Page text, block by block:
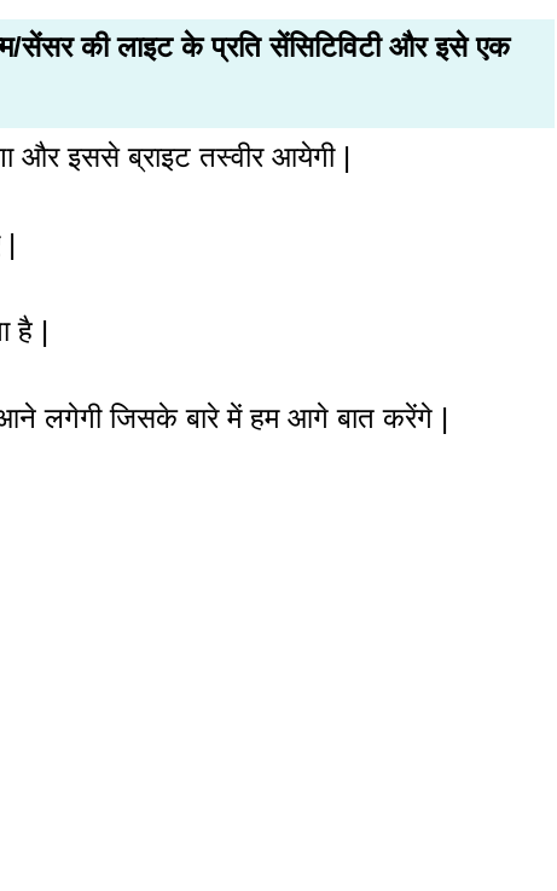
सेंसर की लाइट के प्रति सेंसिटिविटी और इसे एक
और इससे ब्राइट तस्वीर आयेगी |
|
है |
लगेगी जिसके बारे में हम आगे बात करेंगे |